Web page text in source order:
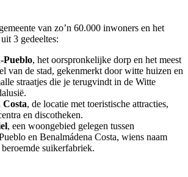
van zo’n 60.000 inwoners en het
3 gedeeltes:
Pueblo, het oorspronkelijke dorp en het meest
van de stad, gekenmerkt door witte huizen en
straatjes die je terugvindt in de Witte
Costa, de locatie met toeristische attracties,
en discotheken.
, een woongebied gelegen tussen
en Benalmádena Costa, wiens naam
beroemde suikerfabriek.